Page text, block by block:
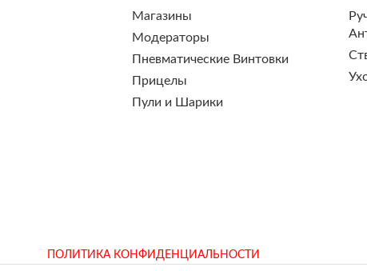
Магазины
Модераторы
Пневматические Винтовки
Прицелы
Пули и Шарики
ПОЛИТИКА КОНФИДЕНЦИАЛЬНОСТИ